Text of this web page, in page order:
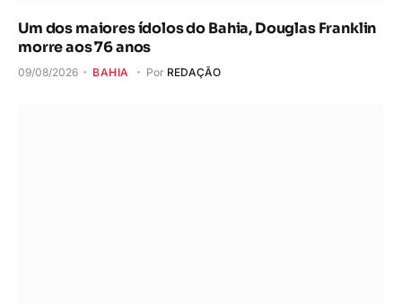
Um dos maiores ídolos do Bahia, Douglas Franklin
morre aos 76 anos
09/08/2026 BAHIA Por REDAÇÃO